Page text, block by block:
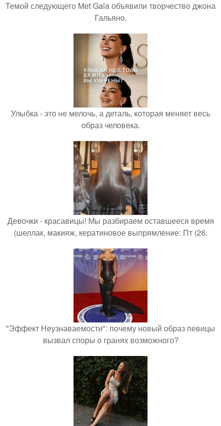
Темой следующего Met Gala объявили творчество джона
Гальяно.
Улыбка - это не мелочь, а деталь, которая меняет весь
образ человека.
Девочки - красавицы! Мы разбираем оставшееся время
(шеллак, макияж, кератиновое выпрямление: Пт (26.
"Эффект Неузнаваемости": почему новый образ певицы
вызвал споры о гранях возможного?